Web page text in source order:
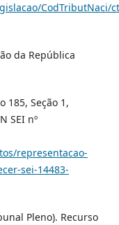
CodTributNaci/
da República
185, Seção 1,
SEI nº
representacao-
sei-14483-
Pleno). Recurso